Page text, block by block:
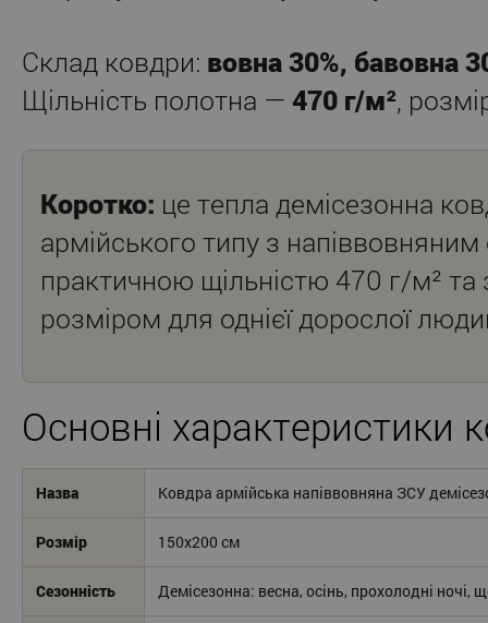
Склад ковдри: вовна 30%, бавовна
Щільність полотна — 470 г/м²,
Коротко: це тепла демісезонна
армійського типу з
практичною щільністю 470 г/м² та
розміром для однієї дорослої
Основні характеристики
Назва Ковдра армійська напіввовняна ЗСУ
Розмір 150x200 см
Сезонність Демісезонна: весна, осінь, прохолодні ночі,